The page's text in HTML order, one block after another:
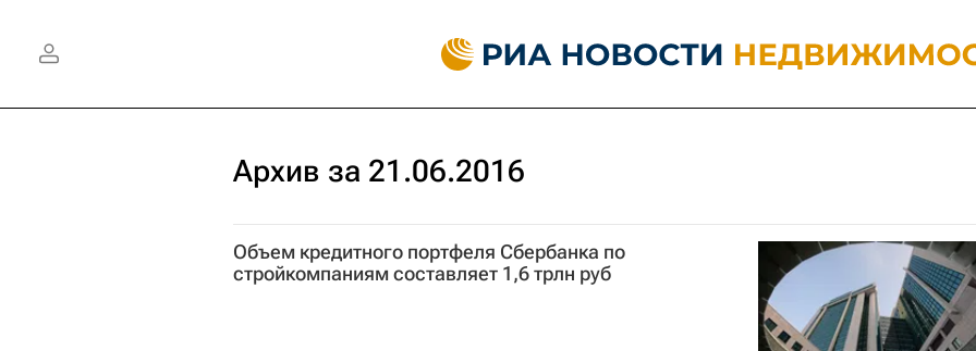
Архив за 21.06.2016
Объем кредитного портфеля Сбербанка по
стройкомпаниям составляет 1,6 трлн руб